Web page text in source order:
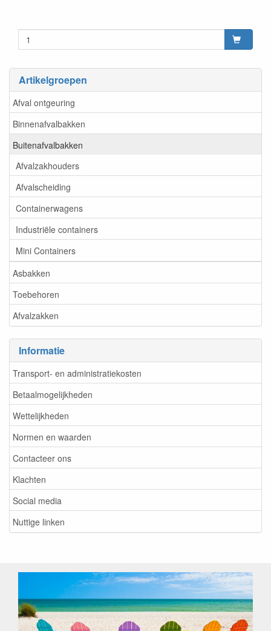
Artikelgroepen
Afval ontgeuring
Binnenafvalbakken
Buitenafvalbakken
Afvalzakhouders
Afvalscheiding
Containerwagens
Industriële containers
Mini Containers
Asbakken
Toebehoren
Afvalzakken
Informatie
Transport- en administratiekosten
Betaalmogelijkheden
Wettelijkheden
Normen en waarden
Contacteer ons
Klachten
Social media
Nuttige linken